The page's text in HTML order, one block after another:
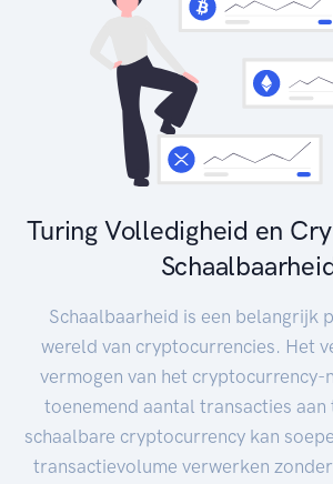
Turing Volledigheid en
Schaalbaarheid is een belangrijk
wereld van cryptocurrencies. Het
vermogen van het cryptocurrency-
toenemend aantal transacties aan
schaalbare cryptocurrency kan
transactievolume verwerken